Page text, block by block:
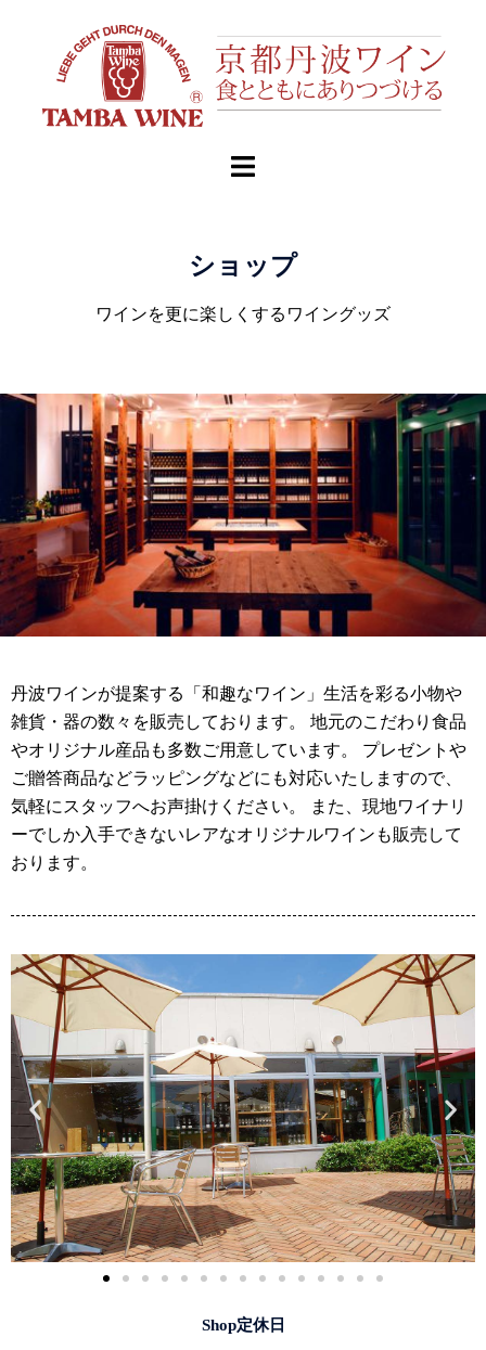
ショップ
ワインを更に楽しくするワイングッズ
丹波ワインが提案する「和趣なワイン」生活を彩る小物や
雑貨・器の数々を販売しております。 地元のこだわり食品
やオリジナル産品も多数ご用意しています。 プレゼントや
ご贈答商品などラッピングなどにも対応いたしますので、
気軽にスタッフへお声掛けください。 また、現地ワイナリ
ーでしか入手できないレアなオリジナルワインも販売して
おります。
Shop定休日